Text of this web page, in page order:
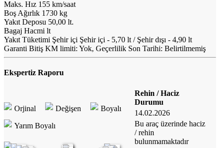
Maks. Hız 155 km/saat
Boş Ağırlık 1730 kg
Yakıt Deposu 50,00 lt.
Bagaj Hacmi lt
Yakıt Tüketimi Şehir içi Şehir içi - 5,70 lt / Şehir dışı - 4,90 lt
Garanti Bitiş KM limiti: Yok, Geçerlilik Son Tarihi: Belirtilmemiş
Ekspertiz Raporu
Orjinal Değişen Boyalı
Yarım Boyalı
Rehin / Haciz
Durumu
14.02.2026
Bu araç üzerinde haciz
/ rehin
bulunmamaktadır